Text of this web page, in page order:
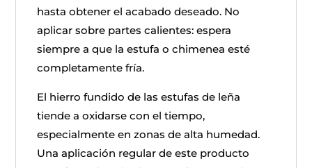
hasta obtener el acabado deseado. No
aplicar sobre partes calientes: espera
siempre a que la estufa o chimenea esté
completamente fría.
El hierro fundido de las estufas de leña
tiende a oxidarse con el tiempo,
especialmente en zonas de alta humedad.
Una aplicación regular de este producto